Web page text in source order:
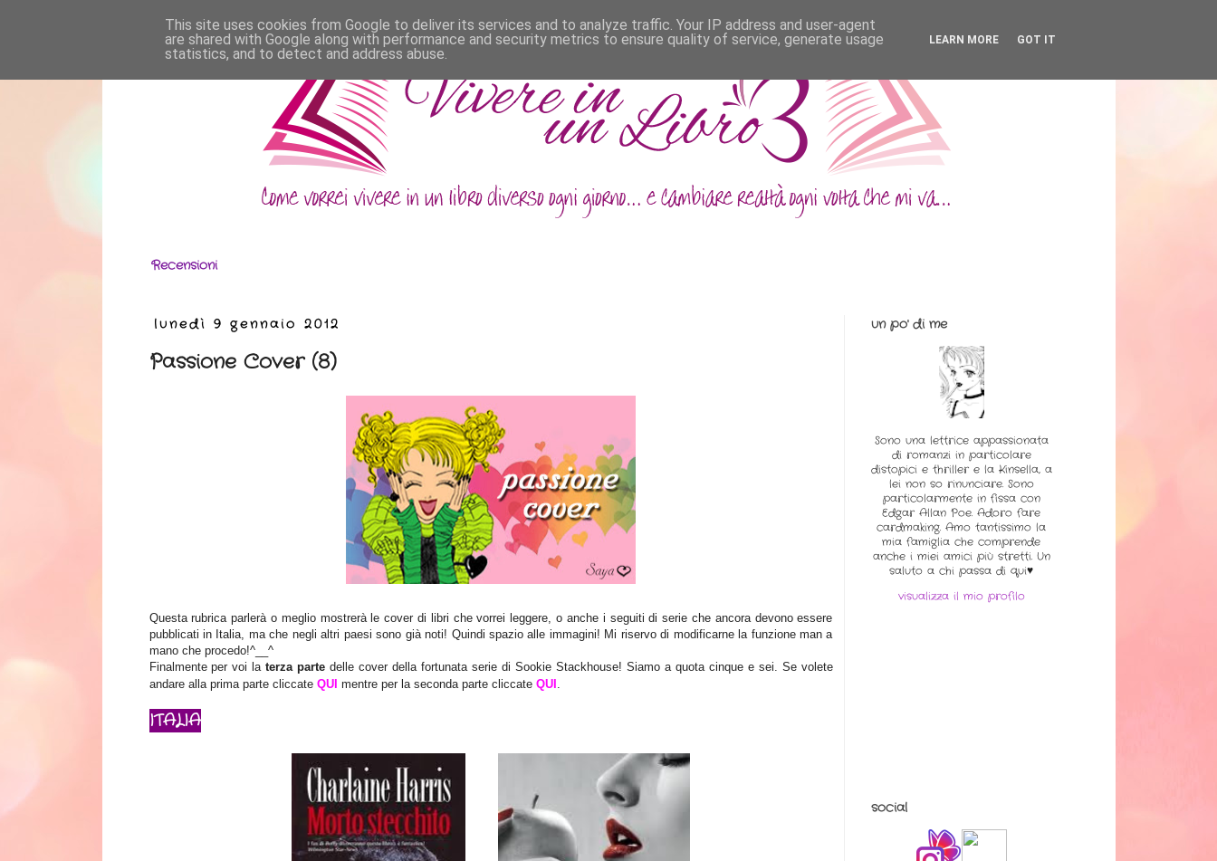
Recensioni
lunedì 9 gennaio 2012
Passione Cover (8)
Questa rubrica parlerà o meglio mostrerà le cover di libri che vorrei leggere, o anche i seguiti di serie che ancora devono essere
pubblicati in Italia, ma che negli altri paesi sono già noti! Quindi spazio alle immagini! Mi riservo di modificarne la funzione man a
mano che procedo!^__^
Finalmente per voi laterza parte delle cover della fortunata serie di Sookie Stackhouse! Siamo a quota cinque e sei. Se volete
andare alla prima parte cliccate QUI mentre per la seconda parte cliccate QUI .
ITALIA
un po' di me
Sono una lettrice appassionata
di romanzi in particolare
distopici e thriller e la Kinsella, a
lei non so rinunciare. Sono
particolarmente in fissa con
Edgar Allan Poe. Adoro fare
cardmaking. Amo tantissimo la
mia famiglia che comprende
anche i miei amici più stretti. Un
saluto a chi passa di qui♥
visualizza il mio profilo
social
This site uses cookies from Google to deliver its services and to analyze traffic. Your IP address and user-agent
are shared with Google along with performance and security metrics to ensure quality of service, generate usage
statistics, and to detect and address abuse.
LEARN MORE GOT IT